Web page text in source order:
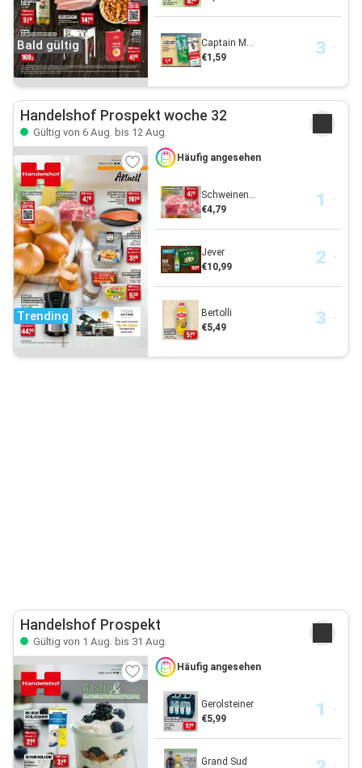
Bald gültig
Captain M...
€1,59
Handelshof Prospekt woche 32
Gültig von 6 Aug. bis 12 Aug.
Trending
Häufig angesehen
Schweinen...
€4,79
Jever
€10,99
Bertolli
€5,49
Handelshof Prospekt
Gültig von 1 Aug. bis 31 Aug.
Häufig angesehen
Gerolsteiner
€5,99
Grand Sud